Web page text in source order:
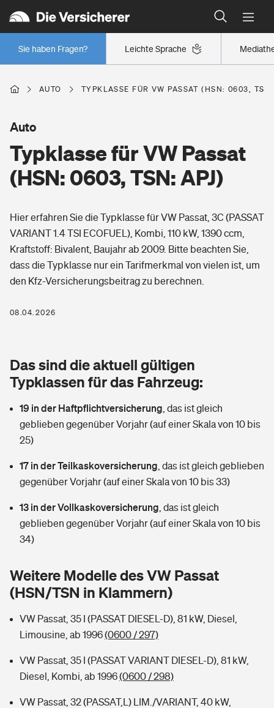
Leichte Sprache
Sie haben Fragen?
Wer versichert was: Jetzt Versicherer finden
Regionalklassen: So ist Ihre Region eingestuft
Wer versichert was: Jetzt Versicherer finden
Berufsunfähigkeitsversicherung
Erwerbsunfähigkeitsversicherung
Grundfähigkeitsversicherung
Arbeitsrechtsschutz
Berufshaftpflichtversicherung
Zur Übersicht
Tools
Wer versichert was: Jetzt Versicherer finden
Sie haben Fragen?
Wohnen
Elementarversicherung
Glasversicherung
Mietkautionsversicherung
Restkreditversicherung
Tools
Hochwasser-Check: Wie gefährdet ist Ihr Haus?
Sie haben Fragen?
Freizeit
Pri­vate Haft­pflicht­
Kinderunfall­ver­si­che­rung
Kinderinvalidität
Hundehalter-Haftpflicht
Handyversicherung
Private Cyberversicherung
Zur Übersicht
Gesundheit
Private Krankenversicherung
Dread-Disease-Versicherung
Tierkrankenversicherung
Zur Übersicht
Tools
Wer versichert was: Jetzt Versicherer finden
Rentenrechner: Wie viel Geld bekomme ich im Alter?
AUTO TYPKLASSE FÜR VW PASSAT (HSN: 0603,
Typklasse für VW Passat
(HSN: 0603, TSN: APJ)
Auto
Hier erfahren Sie die Typklasse für VW Passat, 3C (PASSAT
VARIANT 1.4 TSI ECOFUEL), Kombi, 110 kW, 1390 ccm,
Kraftstoff: Bivalent, Baujahr ab 2009. Bitte beachten Sie,
dass die Typklasse nur ein Tarifmerkmal von vielen ist, um
den Kfz-Versicherungsbeitrag zu berechnen.
08.04.2026
Das sind die aktuell gültigen
Typklassen für das Fahrzeug:
19 in der Haftpflichtversicherung das ist gleich
geblieben gegenüber Vorjahr (auf einer Skala von 10 bis
25)
17 in der Teilkaskoversicherung das ist gleich geblieben
gegenüber Vorjahr (auf einer Skala von 10 bis 33)
13 in der Vollkaskoversicherung das ist gleich
geblieben gegenüber Vorjahr (auf einer Skala von 10 bis
34)
Weitere Modelle des VW Passat
(HSN/TSN in Klammern)
VW Passat, 35 I (PASSAT DIESEL-D), 81 kW, Diesel,
Limousine, ab 1996(0600 / 297)
VW Passat, 35 I (PASSAT VARIANT DIESEL-D), 81 kW,
Diesel, Kombi, ab 1996(0600 / 298)
VW Passat, 32 (PASSAT,L) LIM./VARIANT, 40 kW,